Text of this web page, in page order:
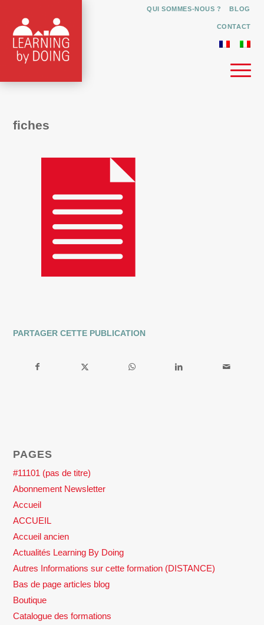
QUI SOMMES-NOUS ? BLOG
CONTACT
fiches
PARTAGER CETTE PUBLICATION
PAGES
#11101 (pas de titre)
Abonnement Newsletter
Accueil
ACCUEIL
Accueil ancien
Actualités Learning By Doing
Autres Informations sur cette formation (DISTANCE)
Bas de page articles blog
Boutique
Catalogue des formations